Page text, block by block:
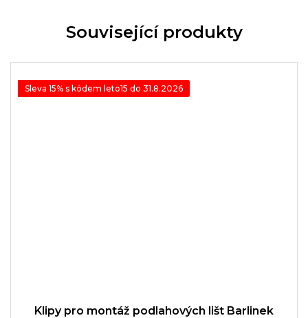
Související produkty
Sleva 15% s kódem leto15 do 31.8.2026
Klipy pro montáž podlahových lišt Barlinek